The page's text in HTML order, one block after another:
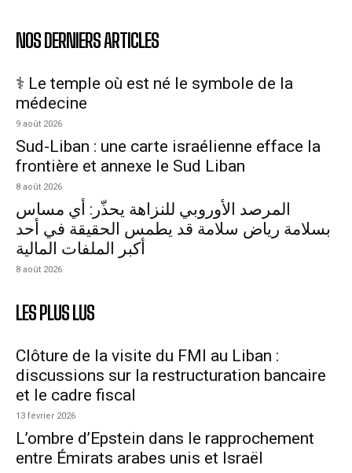
NOS DERNIERS ARTICLES
⚕️ Le temple où est né le symbole de la
médecine
9 août 2026
Sud-Liban : une carte israélienne efface la
frontière et annexe le Sud Liban
8 août 2026
المرصد الأوروبي للنزاهة يحذّر: أي مساس
بسلامة رياض سلامة قد يطمس الحقيقة في أحد
أكبر الملفات المالية
8 août 2026
LES PLUS LUS
Clôture de la visite du FMI au Liban :
discussions sur la restructuration bancaire
et le cadre fiscal
13 février 2026
L’ombre d’Epstein dans le rapprochement
entre Émirats arabes unis et Israël